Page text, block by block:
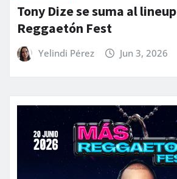
Tony Dize se suma al
Reggaetón Fest
Yelindi Pérez Jun 3, 2026